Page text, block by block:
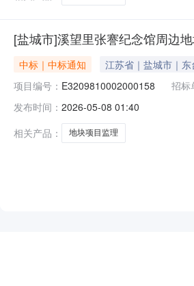
[盐城市]溪望里张謇纪念馆周边
中标｜中标通知 江苏省｜盐城市｜东
项目编号： E3209810002000158 招标
发布时间： 2026-05-08 01:40
相关产品：
地块项目监理